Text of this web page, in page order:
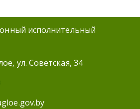
исполнительный
ул. Советская, 34